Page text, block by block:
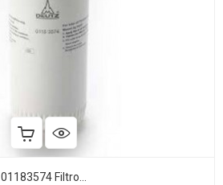
01183574 Filtro...